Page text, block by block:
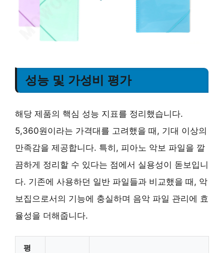
성능 및 가성비 평가
해당 제품의 핵심 성능 지표를 정리했습니다.
5,360원이라는 가격대를 고려했을 때, 기대 이상의
만족감을 제공합니다. 특히, 피아노 악보 파일을 깔
끔하게 정리할 수 있다는 점에서 실용성이 돋보입니
다. 기존에 사용하던 일반 파일들과 비교했을 때, 악
보집으로서의 기능에 충실하며 음악 파일 관리에 효
율성을 더해줍니다.
평